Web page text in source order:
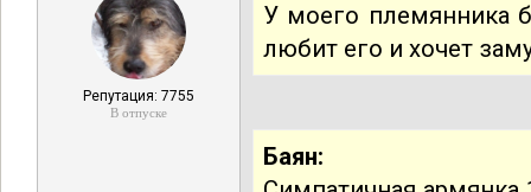
Репутация: 7755
В отпуске
У моего племянника
любит его и хочет
Баян: